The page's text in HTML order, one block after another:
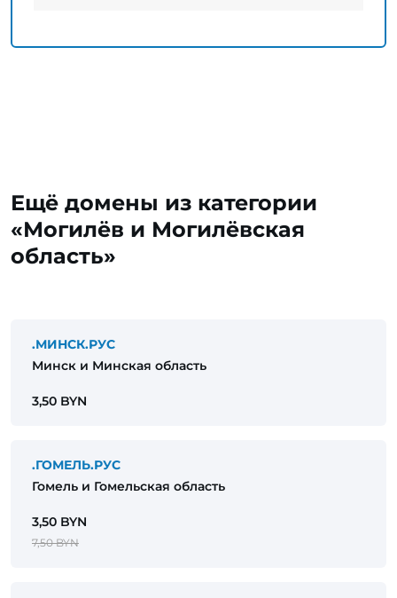
Ещё домены из категории
«Могилёв и Могилёвская
область»
.МИНСК.РУС
Минск и Минская область
3,50 BYN
.ГОМЕЛЬ.РУС
Гомель и Гомельская область
3,50 BYN
7,50 BYN